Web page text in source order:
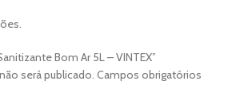
Bom Ar 5L – VINTEX”
será publicado. Campos obrigatórios